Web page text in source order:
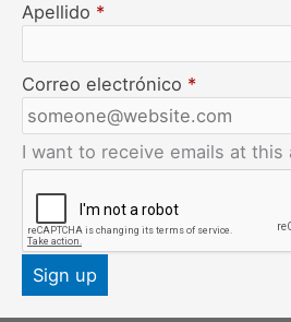
Apellido *
Correo electrónico *
I want to receive emails at this